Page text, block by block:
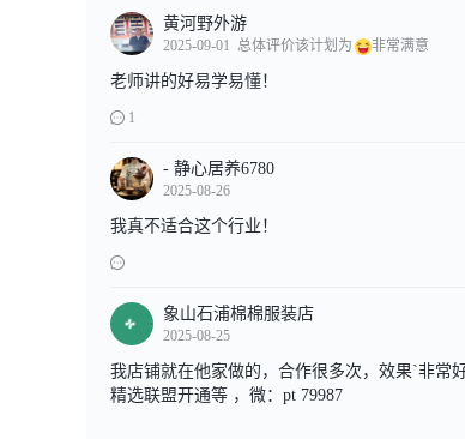
黄河野外游
2025-09-01 总体评价该计划为 非常满意
老师讲的好易学易懂！
1
- 静心居养6780
2025-08-26
我真不适合这个行业！
象山石浦棉棉服装店
2025-08-25
我店铺就在他家做的，合作很多次，效果`非常
精选联盟开通等 ，微：pt 79987